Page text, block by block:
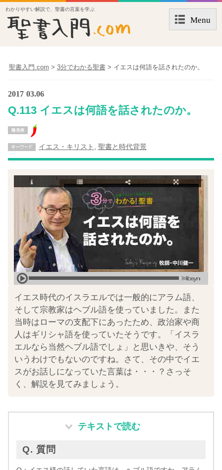
わかりやすい解説で、聖書の言葉を学ぶ
Menu
聖書入門.com > 3分でわかる聖書> イエスは何語を話されたのか。
2017 03.06
Q.113 イエスは何語を話されたのか。
イエス・キリスト , 聖書と時代背景
イエス時代のイスラエルでは一般的にアラム語、
そして宗教家はヘブル語を使っていました。また
当時はローマの支配下にあったため、政治家や商
人はギリシャ語を使っていたそうです。「イスラ
エルなら当然ヘブル語でしょ」と思いきや、そう
いうわけでもないのですね。さて、その中でイエ
スがお話しになっていた言葉は・・・？さっそ
く、解説を見てみましょう。
テキストで読む
Q. 質問